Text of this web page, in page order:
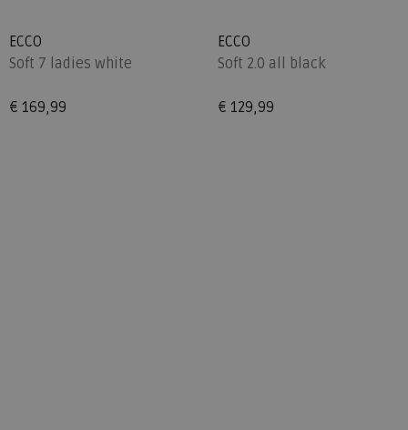
ECCO
Soft 7 ladies white
€ 169,99
ECCO
Soft 2.0 all black
€ 129,99